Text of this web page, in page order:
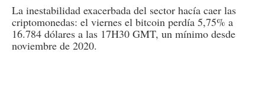
La inestabilidad exacerbada del sector hacía caer las
criptomonedas: el viernes el bitcoin perdía 5,75% a
16.784 dólares a las 17H30 GMT, un mínimo desde
noviembre de 2020.